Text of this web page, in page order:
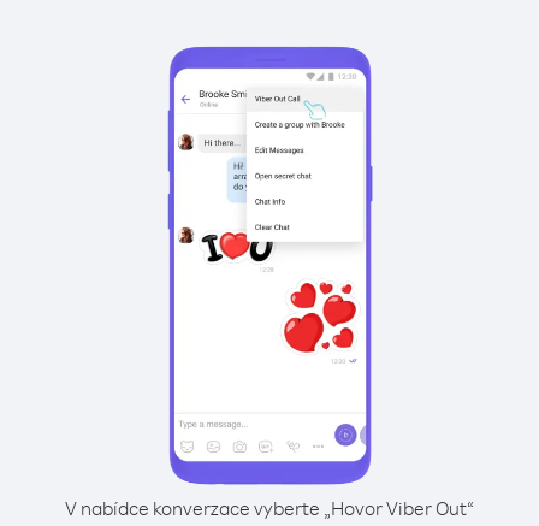
V nabídce konverzace vyberte „Hovor Viber Out“